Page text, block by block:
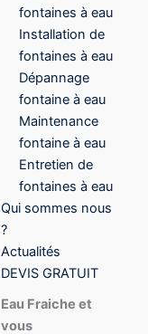
fontaines à eau
Installation de
fontaines à eau
Dépannage
fontaine à eau
Maintenance
fontaine à eau
Entretien de
fontaines à eau
Qui sommes nous
?
Actualités
DEVIS GRATUIT
Eau Fraiche et
vous